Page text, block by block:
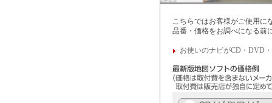
こちらではお客様がご使用に
品番・価格をお調べになる前
お使いのナビがCD・DVD